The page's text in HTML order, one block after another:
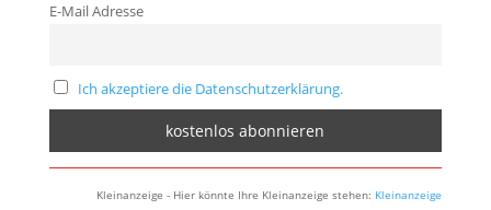
E-Mail Adresse
Ich akzeptiere die Datenschutzerklärung.
Kleinanzeige - Hier könnte Ihre Kleinanzeige stehen: Kleinanzeige